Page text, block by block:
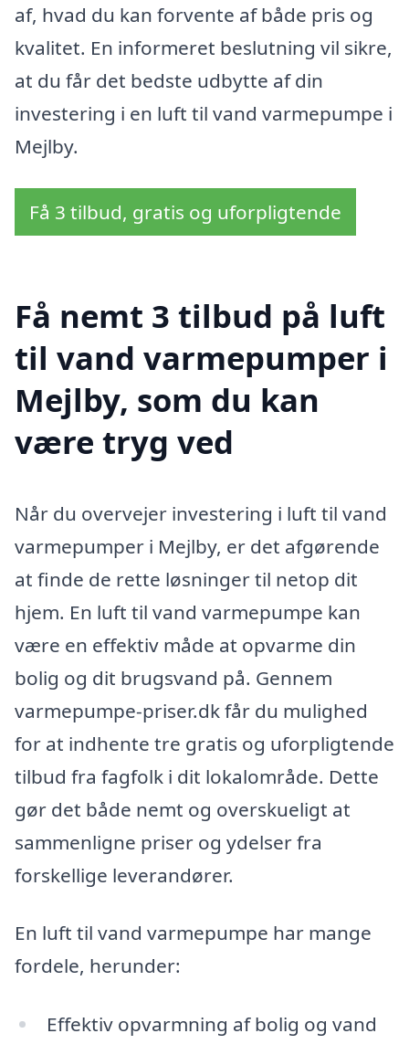
af, hvad du kan forvente af både pris og
kvalitet. En informeret beslutning vil sikre,
at du får det bedste udbytte af din
investering i en luft til vand varmepumpe i
Mejlby.
Få 3 tilbud, gratis og uforpligtende
Få nemt 3 tilbud på luft
til vand varmepumper i
Mejlby, som du kan
være tryg ved
Når du overvejer investering i luft til vand
varmepumper i Mejlby, er det afgørende
at finde de rette løsninger til netop dit
hjem. En luft til vand varmepumpe kan
være en effektiv måde at opvarme din
bolig og dit brugsvand på. Gennem
varmepumpe-priser.dk får du mulighed
for at indhente tre gratis og uforpligtende
tilbud fra fagfolk i dit lokalområde. Dette
gør det både nemt og overskueligt at
sammenligne priser og ydelser fra
forskellige leverandører.
En luft til vand varmepumpe har mange
fordele, herunder:
Effektiv opvarmning af bolig og vand